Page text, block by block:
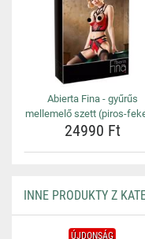
Abierta Fina - gyűrűs
mellemelő szett (piros-
24990 Ft
INNE PRODUKTY Z
ÚJDONSÁG